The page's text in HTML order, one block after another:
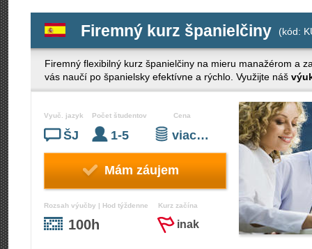
Firemný kurz španielčiny (kód:
Firemný flexibilný kurz španielčiny na mieru manažérom a
vás naučí po španielsky efektívne a rýchlo. Využijte náš
Vyuč. jazyk
ŠJ
Počet študentov
1-5
Cena
viac…
Mám záujem
Rozsah výučby | Hod týždenne
100h
Kurz začína
inak